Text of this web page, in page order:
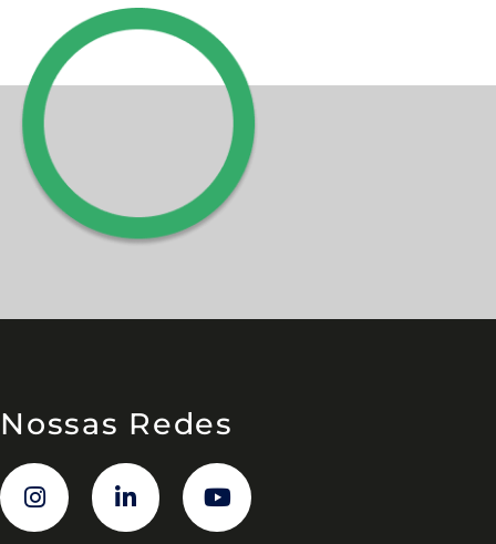
Nossas Redes